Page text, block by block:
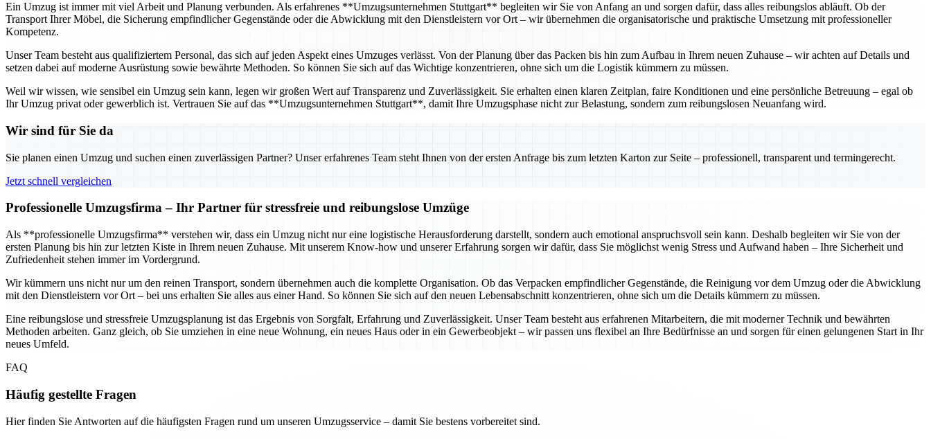
Ein Umzug ist immer mit viel Arbeit und Planung verbunden. Als erfahrenes **Umzugsunternehmen Stuttgart** begleiten wir Sie von Anfang an und sorgen dafür, dass alles reibungslos abläuft. Ob der
Transport Ihrer Möbel, die Sicherung empfindlicher Gegenstände oder die Abwicklung mit den Dienstleistern vor Ort – wir übernehmen die organisatorische und praktische Umsetzung mit professioneller
Kompetenz.
Unser Team besteht aus qualifiziertem Personal, das sich auf jeden Aspekt eines Umzuges verlässt. Von der Planung über das Packen bis hin zum Aufbau in Ihrem neuen Zuhause – wir achten auf Details und
setzen dabei auf moderne Ausrüstung sowie bewährte Methoden. So können Sie sich auf das Wichtige konzentrieren, ohne sich um die Logistik kümmern zu müssen.
Weil wir wissen, wie sensibel ein Umzug sein kann, legen wir großen Wert auf Transparenz und Zuverlässigkeit. Sie erhalten einen klaren Zeitplan, faire Konditionen und eine persönliche Betreuung – egal ob
Ihr Umzug privat oder gewerblich ist. Vertrauen Sie auf das **Umzugsunternehmen Stuttgart**, damit Ihre Umzugsphase nicht zur Belastung, sondern zum reibungslosen Neuanfang wird.
Wir sind für Sie da
Sie planen einen Umzug und suchen einen zuverlässigen Partner? Unser erfahrenes Team steht Ihnen von der ersten Anfrage bis zum letzten Karton zur Seite – professionell, transparent und termingerecht.
Jetzt schnell vergleichen
Professionelle Umzugsfirma – Ihr Partner für stressfreie und reibungslose Umzüge
Als **professionelle Umzugsfirma** verstehen wir, dass ein Umzug nicht nur eine logistische Herausforderung darstellt, sondern auch emotional anspruchsvoll sein kann. Deshalb begleiten wir Sie von der
ersten Planung bis hin zur letzten Kiste in Ihrem neuen Zuhause. Mit unserem Know-how und unserer Erfahrung sorgen wir dafür, dass Sie möglichst wenig Stress und Aufwand haben – Ihre Sicherheit und
Zufriedenheit stehen immer im Vordergrund.
Wir kümmern uns nicht nur um den reinen Transport, sondern übernehmen auch die komplette Organisation. Ob das Verpacken empfindlicher Gegenstände, die Reinigung vor dem Umzug oder die Abwicklung
mit den Dienstleistern vor Ort – bei uns erhalten Sie alles aus einer Hand. So können Sie sich auf den neuen Lebensabschnitt konzentrieren, ohne sich um die Details kümmern zu müssen.
Eine reibungslose und stressfreie Umzugsplanung ist das Ergebnis von Sorgfalt, Erfahrung und Zuverlässigkeit. Unser Team besteht aus erfahrenen Mitarbeitern, die mit moderner Technik und bewährten
Methoden arbeiten. Ganz gleich, ob Sie umziehen in eine neue Wohnung, ein neues Haus oder in ein Gewerbeobjekt – wir passen uns flexibel an Ihre Bedürfnisse an und sorgen für einen gelungenen Start in Ihr
neues Umfeld.
FAQ
Häufig gestellte Fragen
Hier finden Sie Antworten auf die häufigsten Fragen rund um unseren Umzugsservice – damit Sie bestens vorbereitet sind.